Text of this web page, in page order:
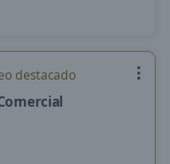
destacado